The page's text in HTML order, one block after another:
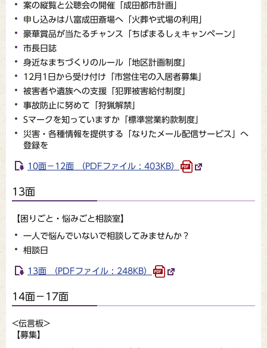
案の縦覧と公聴会の開催「成田都市計画」
申し込みは八富成田斎場へ「火葬や式場の利用」
豪華賞品が当たるチャンス「ちばまるしぇキャンペーン」
市長日誌
身近なまちづくりのルール「地区計画制度」
12月1日から受け付け「市営住宅の入居者募集」
被害者や遺族への支援「犯罪被害給付制度」
事故防止に努めて「狩猟解禁」
Sマークを知っていますか「標準営業約款制度」
災害・各種情報を提供する「なりたメール配信サービス」へ
登録を
10面－12面 （PDFファイル : 403KB）
13面
【困りごと・悩みごと相談室】
一人で悩んでいないで相談してみませんか？
相談日
13面 （PDFファイル : 248KB）
14面－17面
<伝言板>
【募集】